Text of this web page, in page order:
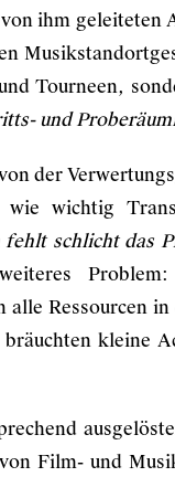
ihm geleiteten
Tourneen,
und
der
wichtig
schlicht das
Problem:
Ressourcen
kleine
Film- und